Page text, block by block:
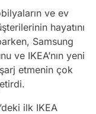
ve ev
hayatını
Samsung
ve IKEA’nın yeni
etmenin çok
’deki ilk IKEA